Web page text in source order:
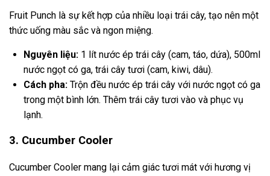
Fruit Punch là sự kết hợp của nhiều loại trái cây, tạo nên một
thức uống màu sắc và ngon miệng.
Nguyên liệu: 1 lít nước ép trái cây (cam, táo, dứa), 500ml
nước ngọt có ga, trái cây tươi (cam, kiwi, dâu).
Cách pha: Trộn đều nước ép trái cây với nước ngọt có ga
trong một bình lớn. Thêm trái cây tươi vào và phục vụ
lạnh.
3. Cucumber Cooler
Cucumber Cooler mang lại cảm giác tươi mát với hương vị